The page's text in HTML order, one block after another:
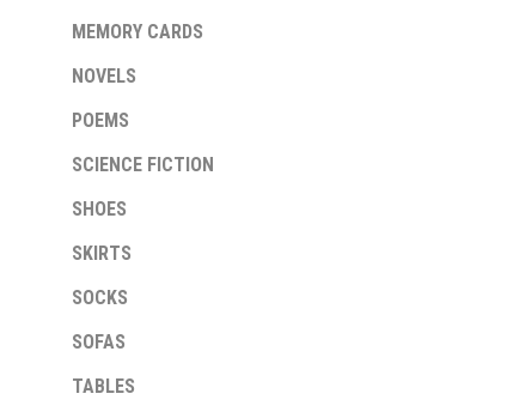
MEMORY CARDS
NOVELS
POEMS
SCIENCE FICTION
SHOES
SKIRTS
SOCKS
SOFAS
TABLES